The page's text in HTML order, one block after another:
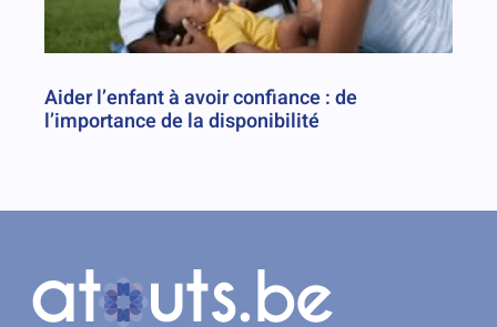
Aider l’enfant à avoir confiance : de
l’importance de la disponibilité